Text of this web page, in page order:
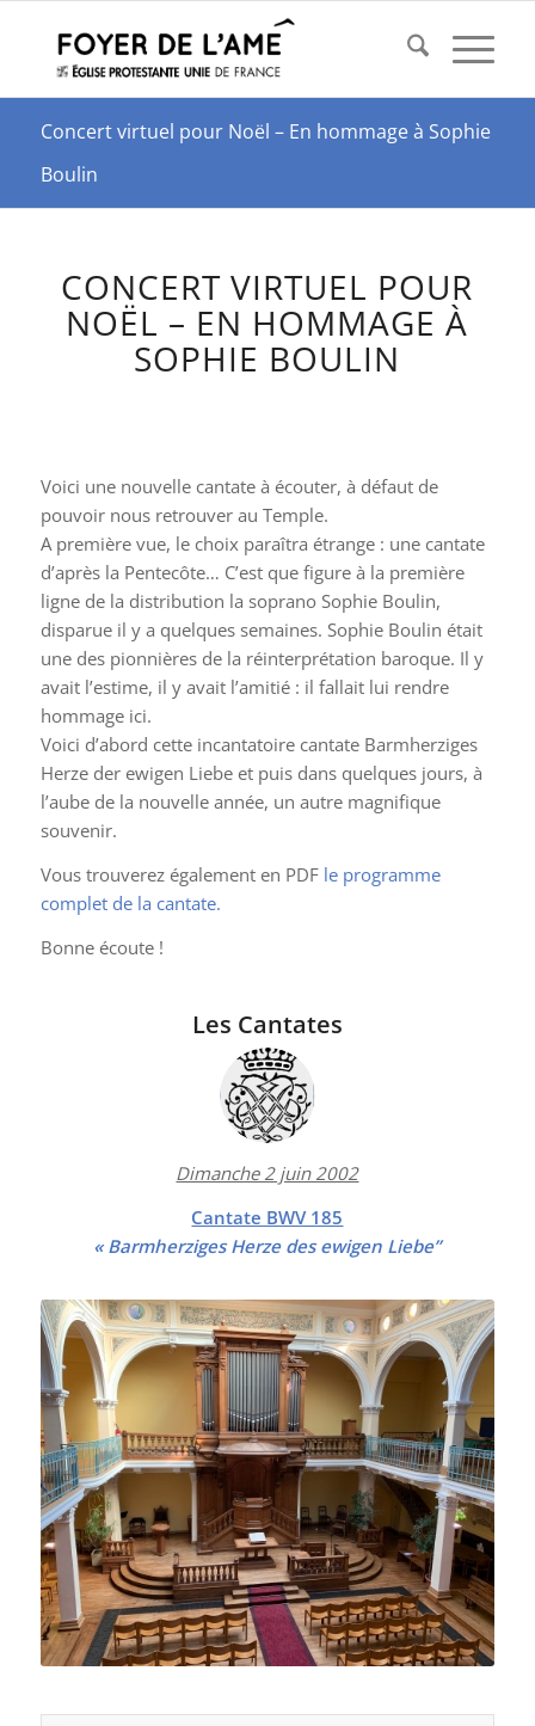
Concert virtuel pour Noël – En hommage à Sophie
Boulin
CONCERT VIRTUEL POUR
NOËL – EN HOMMAGE À
SOPHIE BOULIN
Voici une nouvelle cantate à écouter, à défaut de
pouvoir nous retrouver au Temple.
A première vue, le choix paraîtra étrange : une cantate
d’après la Pentecôte… C’est que figure à la première
ligne de la distribution la soprano Sophie Boulin,
disparue il y a quelques semaines. Sophie Boulin était
une des pionnières de la réinterprétation baroque. Il y
avait l’estime, il y avait l’amitié : il fallait lui rendre
hommage ici.
Voici d’abord cette incantatoire cantate Barmherziges
Herze der ewigen Liebeet puis dans quelques jours, à
l’aube de la nouvelle année, un autre magnifique
souvenir.
Vous trouverez également en PDF le programme
complet de la cantate.
Bonne écoute !
Les Cantates
Dimanche 2 juin 2002
Cantate BWV 185
« Barmherziges Herze des ewigen Liebe”